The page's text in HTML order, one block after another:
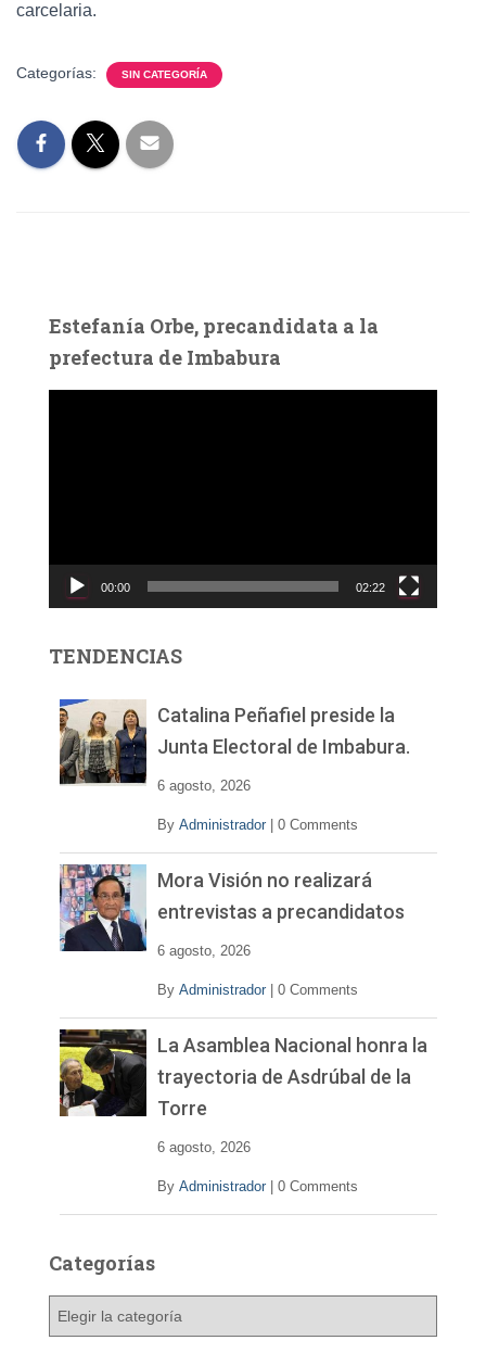
carcelaria.
Categorías: SIN CATEGORÍA
Estefanía Orbe, precandidata a la
prefectura de Imbabura
c
d
00:00 02:22
TENDENCIAS
Catalina Peñafiel preside la
Junta Electoral de Imbabura.
6 agosto, 2026
By Administrador 0 Comments
Mora Visión no realizará
entrevistas a precandidatos
6 agosto, 2026
By Administrador 0 Comments
La Asamblea Nacional honra la
trayectoria de Asdrúbal de la
Torre
6 agosto, 2026
By Administrador 0 Comments
Categorías